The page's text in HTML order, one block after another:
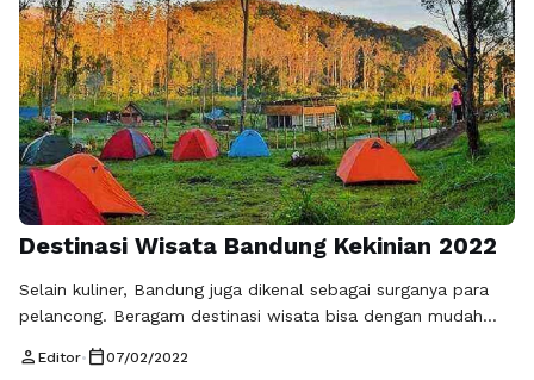
Destinasi Wisata Bandung Kekinian 2022
Selain kuliner, Bandung juga dikenal sebagai surganya para
pelancong. Beragam destinasi wisata bisa dengan mudah
ini. Mulai dari tempat hiburan modern hingga destinasi wisata
person Editor• calendar_today07/02/2022